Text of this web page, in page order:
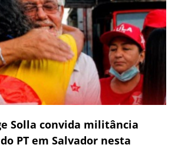
Solla convida militância
PT em Salvador nesta